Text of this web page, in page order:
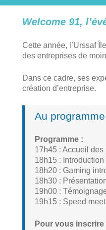
Welcome 91,
Cette année, l’Urssaf
des entreprises de
Dans ce cadre, ses
création d’entreprise.
Au programme
Programme :
17h45 : Accueil
18h15 :
18h20 : Gaming
18h30 :
19h00 :
19h15 : Speed
Pour vous